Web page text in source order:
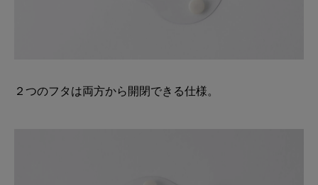
２つのフタは両方から開閉できる仕様。